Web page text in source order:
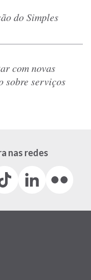
do Simples
com novas
sobre serviços
nas redes
LinkedIn
(link
em
(link
em